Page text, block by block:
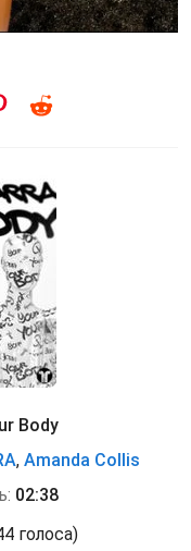
Body
, Amanda Collis
02:38
голоса)